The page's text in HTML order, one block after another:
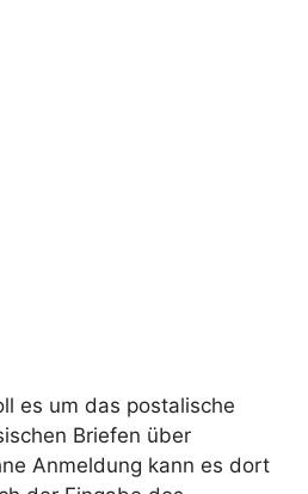
es um das postalische
Briefen über
Anmeldung kann es dort